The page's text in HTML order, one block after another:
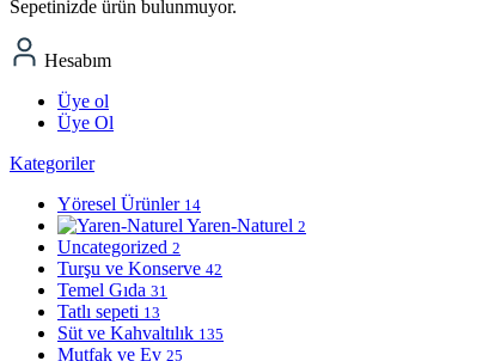
Sepetinizde ürün bulunmuyor.
Hesabım
Üye ol
Üye Ol
Kategoriler
Yöresel Ürünler 14
Yaren-Naturel 2
Uncategorized 2
Turşu ve Konserve 42
Temel Gıda 31
Tatlı sepeti 13
Süt ve Kahvaltılık 135
Mutfak ve Ev 25